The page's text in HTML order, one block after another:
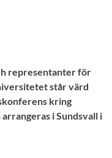
representanter för
står värd
kring
i Sundsvall i